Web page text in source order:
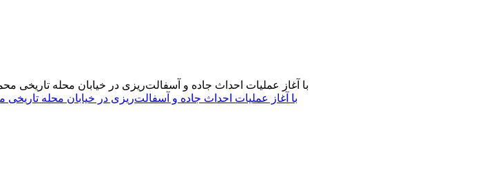
با آغاز عملیات احداث جاده و آسفالت‌ریزی در خیابان محله